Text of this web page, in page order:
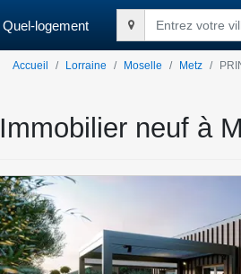
Quel-logement Entrez votre
Accueil Lorraine Moselle Metz
Immobilier neuf à